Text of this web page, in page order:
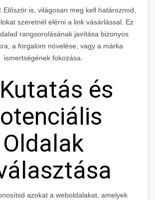
Először is, világosan meg kell határoznod,
szeretnél elérni a link vásárlással. Ez
rangsorolásának javítása bizonyos
a forgalom növelése, vagy a márka
ismertségének fokozása.
és
Oldalak
azokat a weboldalakat, amelyek